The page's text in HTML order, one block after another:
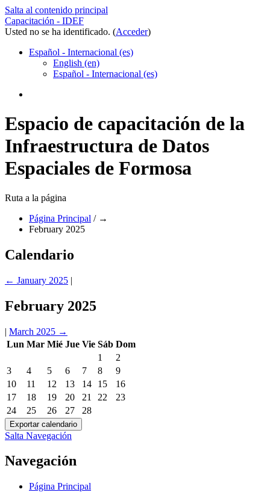
Salta al contenido principal
Capacitación - IDEF
Usted no se ha identificado. (Acceder)
Español - Internacional ‎(es)‎
English ‎(en)‎
Español - Internacional ‎(es)‎
Espacio de capacitación de la
Infraestructura de Datos
Espaciales de Formosa
Ruta a la página
Página Principal / →
February 2025
Calendario
← January 2025 |
February 2025
| March 2025 →
Lun Mar Mié Jue Vie Sáb Dom
1
2
3
4 5 6 7 8
9
10
11 12 13 14 15
16
17
18 19 20 21 22
23
24
25 26 27 28
Salta Navegación
Navegación
Página Principal